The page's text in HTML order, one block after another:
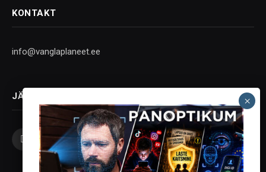
KONTAKT
info@vanglaplaneet.ee
JÄLGI SOTSIAALMEEDIAS
Facebook
X
(Twitter)
InstagramYouTubeTelegram